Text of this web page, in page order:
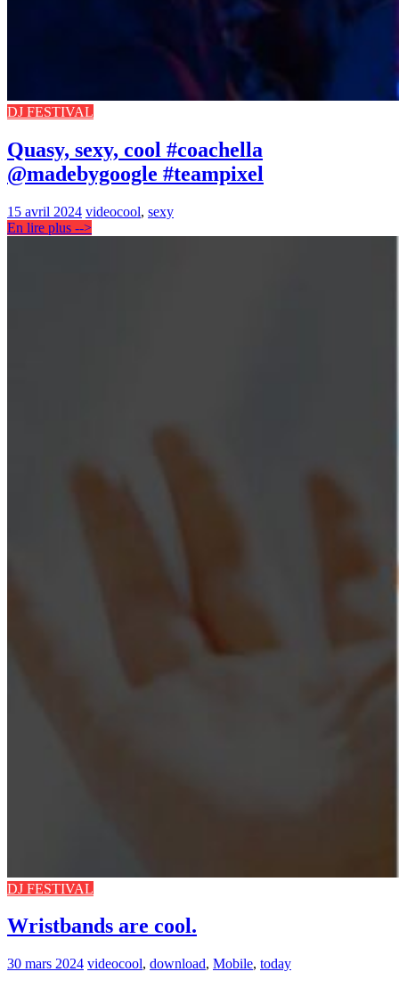
DJ FESTIVAL
Quasy, sexy, cool #coachella
@madebygoogle #teampixel
15 avril 2024 videocool, sexy
En lire plus -->
DJ FESTIVAL
Wristbands are cool.
30 mars 2024 videocool, download, Mobile, today